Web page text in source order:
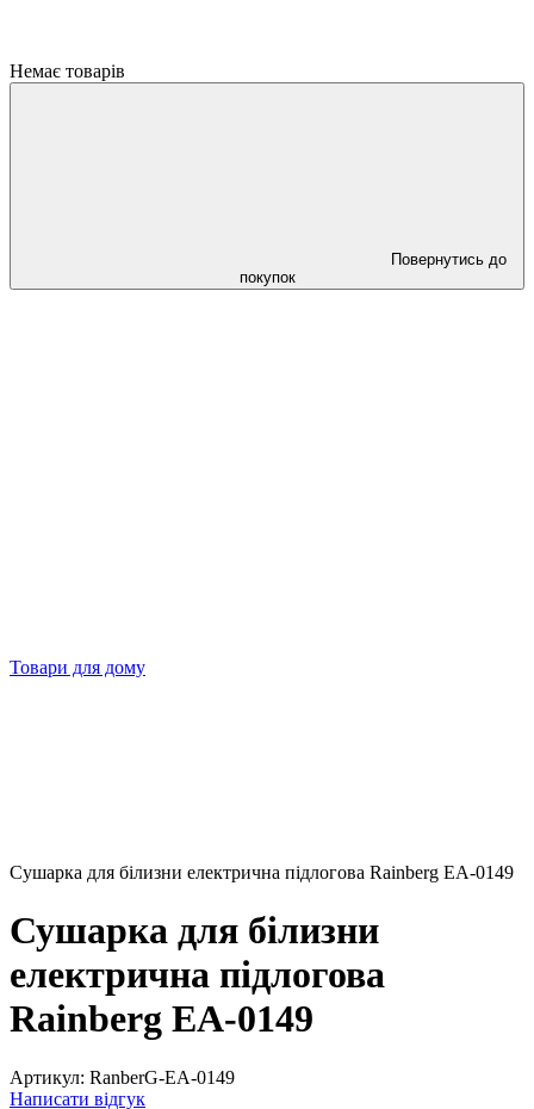
Немає товарів
Повернутись до
покупок
Товари для дому
Сушарка для білизни електрична підлогова Rainberg EA-0149
Сушарка для білизни
електрична підлогова
Rainberg EA-0149
Артикул: RanberG-EA-0149
Написати відгук